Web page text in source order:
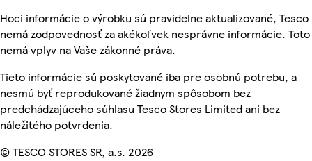
Hoci informácie o výrobku sú pravidelne aktualizované, Tesco
nemá zodpovednosť za akékoľvek nesprávne informácie. Toto
nemá vplyv na Vaše zákonné práva.
Tieto informácie sú poskytované iba pre osobnú potrebu, a
nesmú byť reprodukované žiadnym spôsobom bez
predchádzajúceho súhlasu Tesco Stores Limited ani bez
náležitého potvrdenia.
© TESCO STORES SR, a.s. 2026